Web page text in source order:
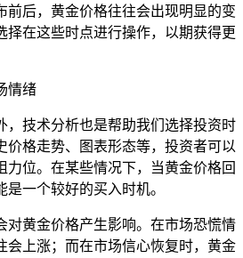
前后，黄金价格往往会出现明显的变
择在这些时点进行操作，以期获得更
情绪
，技术分析也是帮助我们选择投资时
价格走势、图表形态等，投资者可以
力位。在某些情况下，当黄金价格回
一个较好的买入时机。
对黄金价格产生影响。在市场恐慌情
会上涨；而在市场信心恢复时，黄金